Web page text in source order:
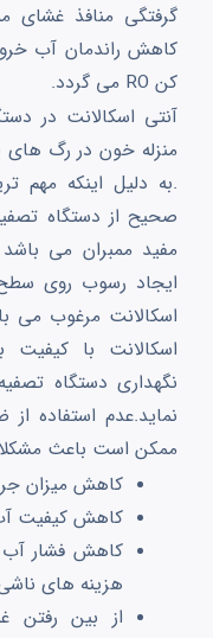
گرفتگی منافذ
کاهش راندمان آب
کن RO می گردد.
آنتی اسکالانت در
منزله خون در رگ
.به دلیل اینکه مهم
صحیح از دستگاه
مفید ممبران می باشد
ایجاد رسوب روی سطح
اسکالانت مرغوب می
اسکالانت با کیفیت
نگهداری دستگاه
نماید.عدم استفاده
ممکن است باعث
کاهش میزان
کاهش کیفیت
کاهش فشار آب
هزینه های
از بین رفتن